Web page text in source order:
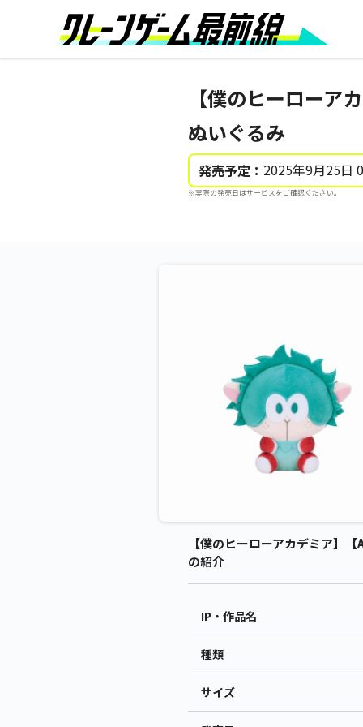
【僕のヒーローア
ぬいぐるみ
発売予定： 2025年9月25日
※実際の発売日はサービスをご確認ください。
【僕のヒーローアカデミア】
の紹介
IP・作品名
種類
サイズ